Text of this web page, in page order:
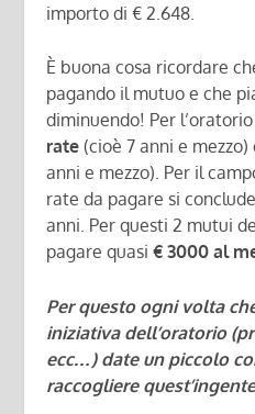
importo di € 2.648.
È buona cosa ricordare
pagando il mutuo e che
diminuendo! Per
rate (cioè 7 anni e
anni e mezzo). Per il
rate da pagare si
anni. Per questi 2 mutui
pagare quasi€ 3000 al
Per questo ogni volta
iniziativa dell’oratorio
ecc…) date un piccolo
raccogliere